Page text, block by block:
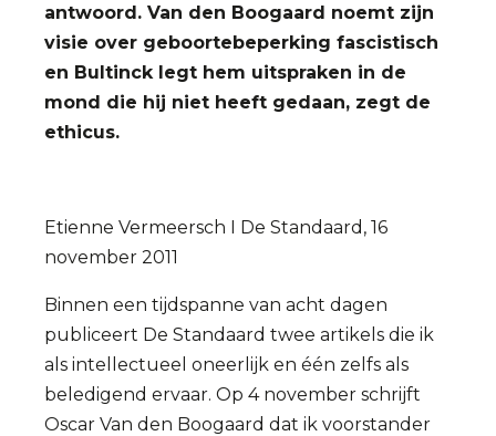
antwoord. Van den Boogaard noemt zijn
visie over geboortebeperking fascistisch
en Bultinck legt hem uitspraken in de
mond die hij niet heeft gedaan, zegt de
ethicus.
Etienne Vermeersch I De Standaard, 16
november 2011
Binnen een tijdspanne van acht dagen
publiceert De Standaard twee artikels die ik
als intellectueel oneerlijk en één zelfs als
beledigend ervaar. Op 4 november schrijft
Oscar Van den Boogaard dat ik voorstander